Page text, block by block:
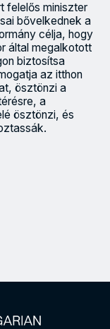
felelős miniszter
bővelkednek a
célja, hogy
által megalkotott
biztosítsa
az itthon
ösztönzi a
a
ösztönzi, és